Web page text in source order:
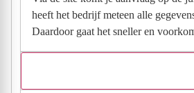
heeft het bedrijf meteen alle
Daardoor gaat het sneller en